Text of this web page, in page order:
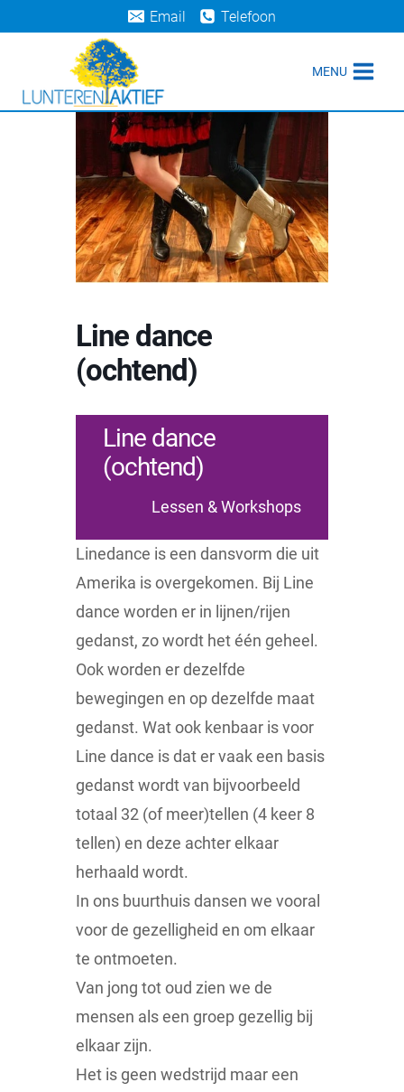
naar
Email Telefoon
MENU
Line dance
(ochtend)
Line dance
(ochtend)
Lessen & Workshops
Linedance is een dansvorm die uit
Amerika is overgekomen. Bij Line
dance worden er in lijnen/rijen
gedanst, zo wordt het één geheel.
Ook worden er dezelfde
bewegingen en op dezelfde maat
gedanst. Wat ook kenbaar is voor
Line dance is dat er vaak een basis
gedanst wordt van bijvoorbeeld
totaal 32 (of meer)tellen (4 keer 8
tellen) en deze achter elkaar
herhaald wordt.
In ons buurthuis dansen we vooral
voor de gezelligheid en om elkaar
te ontmoeten.
Van jong tot oud zien we de
mensen als een groep gezellig bij
elkaar zijn.
Het is geen wedstrijd maar een